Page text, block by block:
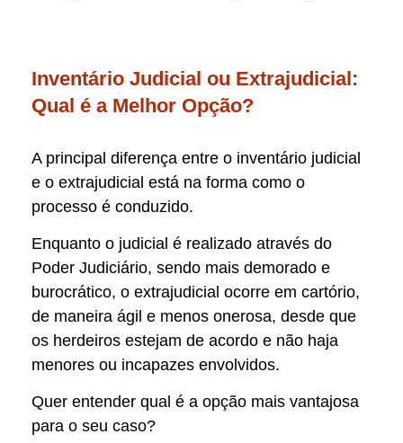
Inventário Judicial ou Extrajudicial:
Qual é a Melhor Opção?
A principal diferença entre o inventário judicial
e o extrajudicial está na forma como o
processo é conduzido.
Enquanto o judicial é realizado através do
Poder Judiciário, sendo mais demorado e
burocrático, o extrajudicial ocorre em cartório,
de maneira ágil e menos onerosa, desde que
os herdeiros estejam de acordo e não haja
menores ou incapazes envolvidos.
Quer entender qual é a opção mais vantajosa
para o seu caso?